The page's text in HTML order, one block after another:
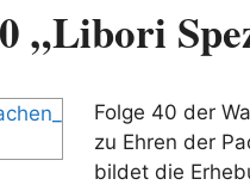
„Libori
Folge 40 der
zu Ehren der
bildet die